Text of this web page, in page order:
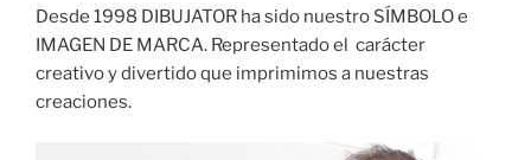
Desde 1998 DIBUJATOR ha sido nuestro SÍMBOLO e
IMAGEN DE MARCA. Representado el carácter
creativo y divertido que imprimimos a nuestras
creaciones.